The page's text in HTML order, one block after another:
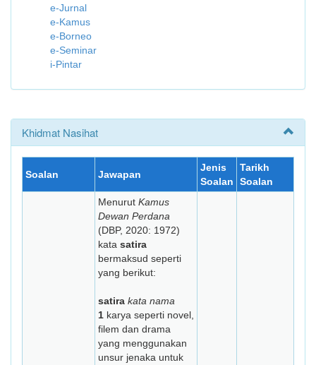
e-Jurnal
e-Kamus
e-Borneo
e-Seminar
i-Pintar
Khidmat Nasihat
Soalan Jawapan
Jenis
Soalan
Tarikh
Soalan
Menurut Kamus
Dewan Perdana
(DBP, 2020: 1972)
kata satira
bermaksud seperti
yang berikut:
satira kata nama
1 karya seperti novel,
filem dan drama
yang menggunakan
unsur jenaka untuk